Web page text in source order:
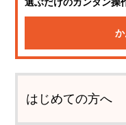
はじめての方へ